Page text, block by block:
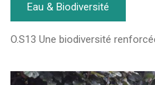
Eau & Biodiversité
O.S13 Une biodiversité